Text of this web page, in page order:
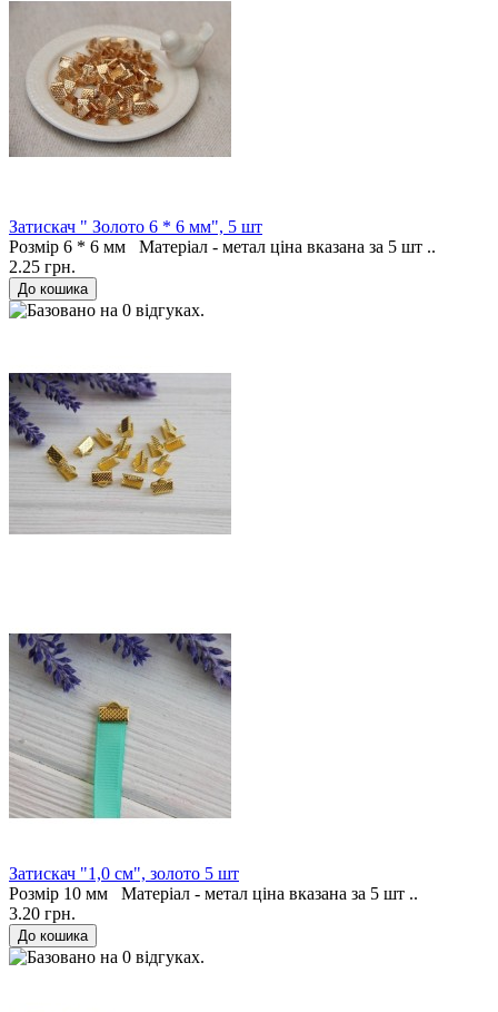
Затискач " Золото 6 * 6 мм", 5 шт
Розмір 6 * 6 мм Матеріал - метал ціна вказана за 5 шт ..
2.25 грн.
Затискач "1,0 см", золото 5 шт
Розмір 10 мм Матеріал - метал ціна вказана за 5 шт ..
3.20 грн.